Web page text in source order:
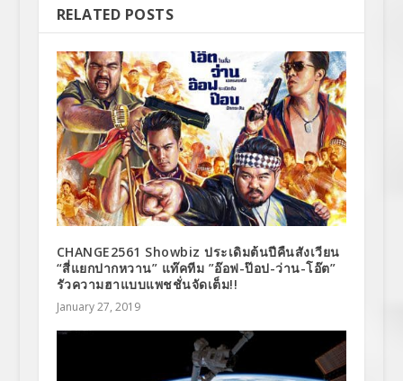
RELATED POSTS
CHANGE2561 Showbiz ประเดิมต้นปีคืนสังเวียน
“สี่แยกปากหวาน” แท๊คทีม ”อ๊อฟ-ป๊อป-ว่าน-โอ๊ต”
รัวความฮาแบบแพชชั่นจัดเต็ม!!
January 27, 2019